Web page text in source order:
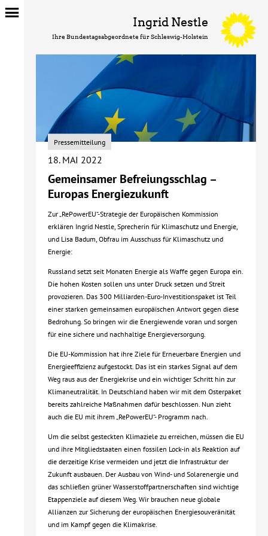
Ingrid Nestle
Ihre Bundestagsabgeordnete für Schleswig-Holstein
Pressemitteilung
18. MAI 2022
Gemeinsamer Befreiungsschlag –
Europas Energiezukunft
Zur „RePowerEU“-Strategie der Europäischen Kommission
erklären Ingrid Nestle, Sprecherin für Klimaschutz und Energie,
und Lisa Badum, Obfrau im Ausschuss für Klimaschutz und
Energie:
Russland setzt seit Monaten Energie als Waffe gegen Europa ein.
Die hohen Kosten sollen uns unter Druck setzen und Streit
provozieren. Das 300 Milliarden-Euro-Investitionspaket ist Teil
einer starken gemeinsamen europäischen Antwort gegen diese
Bedrohung. So bringen wir die Energiewende voran und sorgen
für eine sichere und nachhaltige Energieversorgung.
Die EU-Kommission hat ihre Ziele für Erneuerbare Energien und
Energieeffizienz aufgestockt. Das ist ein starkes Signal auf dem
Weg raus aus der Energiekrise und ein wichtiger Schritt hin zur
Klimaneutralität. In Deutschland haben wir mit dem Osterpaket
bereits zahlreiche Maßnahmen dafür beschlossen. Nun zieht
auch die EU mit ihrem „RePowerEU“- Programm nach.
Um die selbst gesteckten Klimaziele zu erreichen, müssen die EU
und ihre Mitgliedstaaten einen fossilen Lock-in als Reaktion auf
die derzeitige Krise vermeiden und jetzt die Infrastruktur der
Zukunft ausbauen. Der Ausbau von Wind- und Solarenergie und
das schließen grüner Wasserstoffpartnerschaften sind wichtige
Etappenziele auf diesem Weg. Wir brauchen neue globale
Allianzen zur Sicherung der europäischen Energiesouveränität
und im Kampf gegen die Klimakrise.